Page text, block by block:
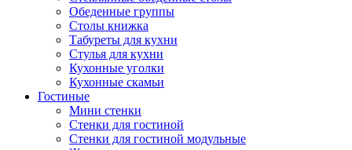
Обеденные группы
Столы книжка
Табуреты для кухни
Стулья для кухни
Кухонные уголки
Кухонные скамьи
Гостиные
Мини стенки
Стенки для гостиной
Стенки для гостиной модульные